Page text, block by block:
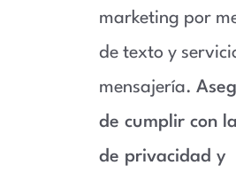
marketing por
de texto y
mensajería.
de cumplir con
de privacidad y